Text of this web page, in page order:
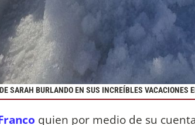
SARAH BURLANDO EN SUS INCREÍBLES VACACIONES
quien por medio de su